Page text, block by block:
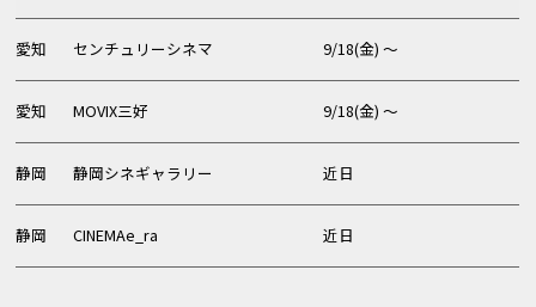
愛知 センチュリーシネマ 9/18(金) 〜
愛知 MOVIX三好 9/18(金) 〜
静岡 静岡シネギャラリー 近日
静岡 CINEMAe_ra 近日